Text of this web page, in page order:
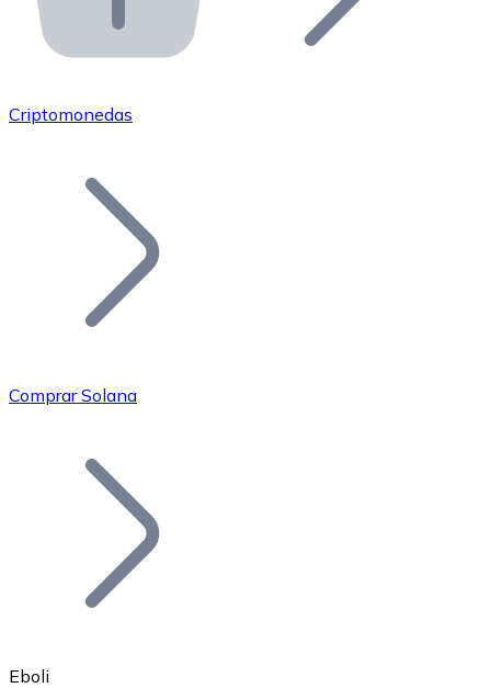
Integra nuestra API en tu ecosistema.
Únete a nuestra red de distribuidores.
Añade tu proyecto a nuestro ecosistema.
Bitcoin
Criptomonedas
Comprar Solana
Eboli